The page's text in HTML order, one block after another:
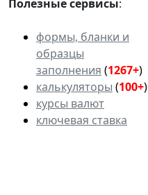
Полезные сервисы:
формы, бланки и
образцы
заполнения (1267+)
калькуляторы (100+)
курсы валют
ключевая ставка